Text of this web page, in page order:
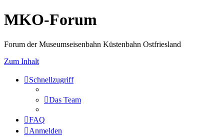
MKO-Forum
Forum der Museumseisenbahn Küstenbahn Ostfriesland
Zum Inhalt
Schnellzugriff
Das Team
FAQ
Anmelden